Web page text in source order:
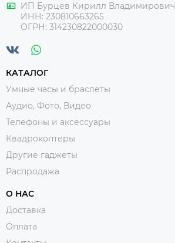
ИП Бурцев Кирилл Владимирович
ИНН: 230810663265
ОГРН: 314230822000030
КАТАЛОГ
Умные часы и браслеты
Аудио, Фото, Видео
Телефоны и аксессуары
Квадрокоптеры
Другие гаджеты
Распродажа
О НАС
Доставка
Оплата